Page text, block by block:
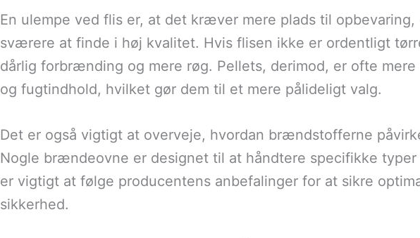
En ulempe ved flis er, at det kræver mere plads til
sværere at finde i høj kvalitet. Hvis flisen ikke er ordentligt
dårlig forbrænding og mere røg. Pellets, derimod, er ofte
og fugtindhold, hvilket gør dem til et mere pålideligt valg.
Det er også vigtigt at overveje, hvordan brændstofferne
Nogle brændeovne er designet til at håndtere specifikke
er vigtigt at følge producentens anbefalinger for at sikre
sikkerhed.